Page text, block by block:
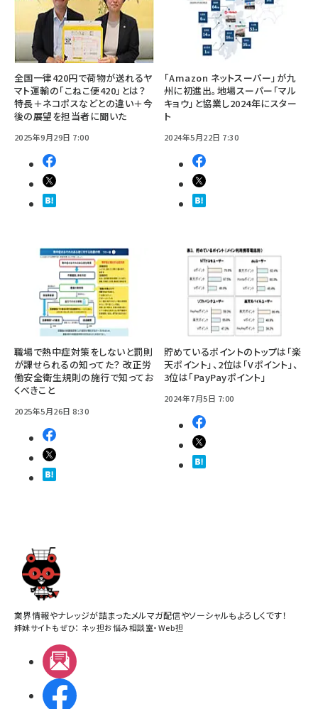
全国一律420円で荷物が送れるヤ
マト運輸の「こねこ便420」とは？
特長＋ネコポスなどとの違い＋今
後の展望を担当者に聞いた
2025年9月29日 7:00
「Amazon ネットスーパー」が九
州に初進出。地場スーパー「マル
キョウ」と協業し2024年にスター
ト
2024年5月22日 7:30
職場で熱中症対策をしないと罰則
が課せられるの知ってた？ 改正労
働安全衛生規則の施行で知ってお
くべきこと
2025年5月26日 8:30
貯めているポイントのトップは「楽
天ポイント」、2位は「Vポイント」、
3位は「PayPayポイント」
2024年7月5日 7:00
業界情報やナレッジが詰まったメルマガ配信やソーシャルもよろしくです！
姉妹サイトもぜひ： ネッ担お悩み相談室・Web担